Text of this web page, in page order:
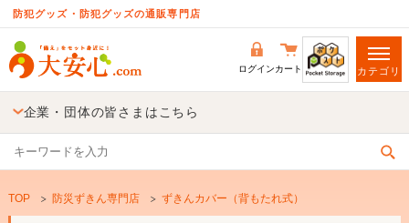
防犯グッズ・防犯グッズの通販専門店
ログインカート カテゴリ
企業・団体の皆さまはこちら
TOP 防災ずきん専門店 ずきんカバー（背もたれ式）